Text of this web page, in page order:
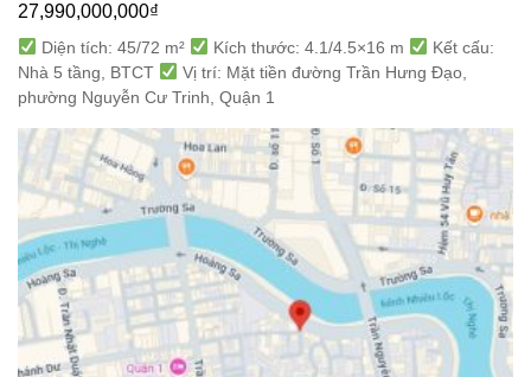
27,990,000,000₫
Diện tích: 45/72 m² Kích thước: 4.1/4.5×16 m
Kết cấu:
Nhà 5 tầng, BTCT
Vị trí: Mặt tiền đường Trần Hưng Đạo,
phường Nguyễn Cư Trinh, Quận 1